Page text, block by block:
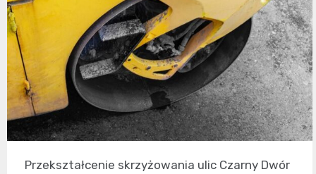
Przekształcenie skrzyżowania ulic Czarny Dwór